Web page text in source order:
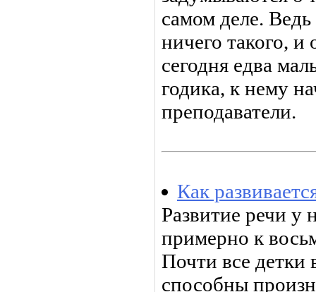
самом деле.
ничего такого, и
сегодня едва
годика, к нему
преподаватели.
Как
Развитие речи у
примерно к
Почти все детки
способны